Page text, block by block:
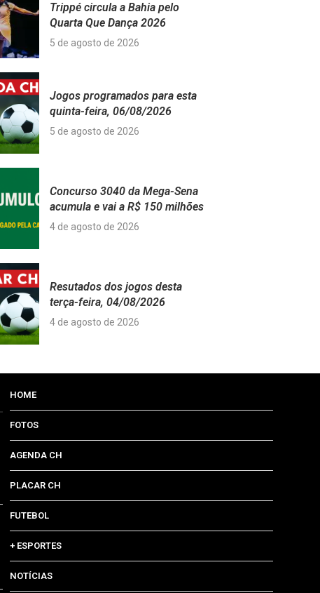
Trippé circula a Bahia pelo
Quarta Que Dança 2026
5 de agosto de 2026
Jogos programados para esta
quinta-feira, 06/08/2026
5 de agosto de 2026
Concurso 3040 da Mega-Sena
acumula e vai a R$ 150 milhões
4 de agosto de 2026
Resutados dos jogos desta
terça-feira, 04/08/2026
4 de agosto de 2026
HOME
FOTOS
AGENDA CH
PLACAR CH
FUTEBOL
+ ESPORTES
NOTÍCIAS